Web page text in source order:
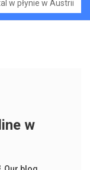
w płynie w Austrii
w